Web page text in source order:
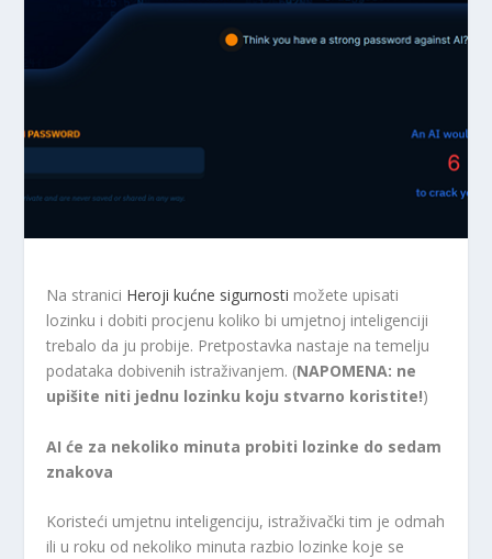
Na stranici Heroji kućne sigurnosti možete upisati
lozinku i dobiti procjenu koliko bi umjetnoj inteligenciji
trebalo da ju probije. Pretpostavka nastaje na temelju
podataka dobivenih istraživanjem. (NAPOMENA: ne
upišite niti jednu lozinku koju stvarno koristite!)
AI će za nekoliko minuta probiti lozinke do sedam
znakova
Koristeći umjetnu inteligenciju, istraživački tim je odmah
ili u roku od nekoliko minuta razbio lozinke koje se